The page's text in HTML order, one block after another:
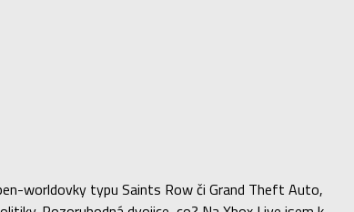
worldovky typu Saints Row či Grand Theft Auto,